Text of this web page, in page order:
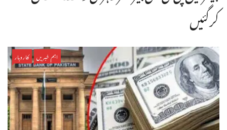
کرگئیں
اہم خبریں کاروبار